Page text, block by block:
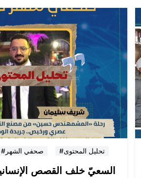
#صحفي الشهر #تحليل المحتوى
السعيّ خلف القصص